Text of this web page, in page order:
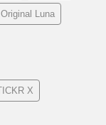
Original Luna
X